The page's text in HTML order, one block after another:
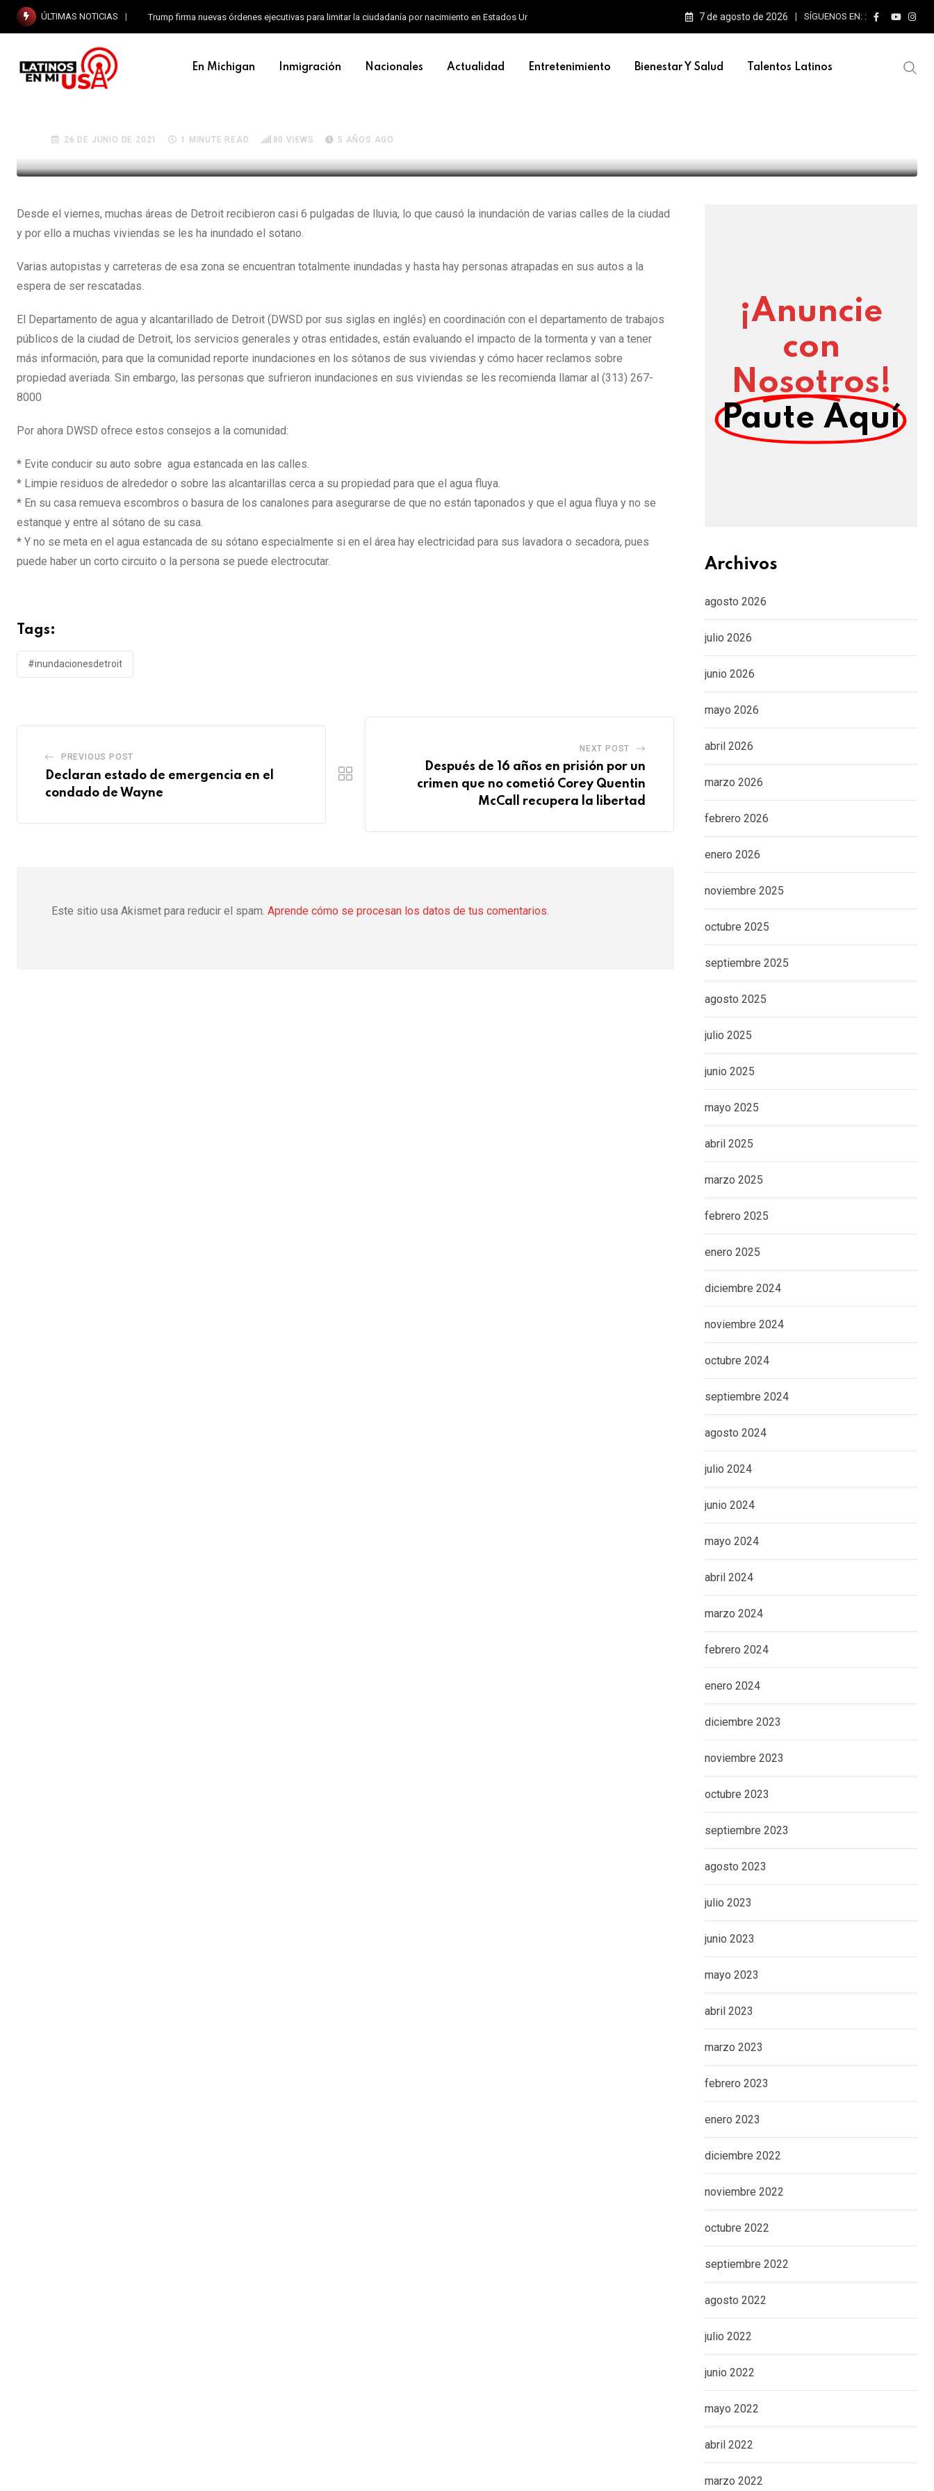
ÚLTIMAS NOTICIAS Trump firma nuevas órdenes ejecutivas para limitar la ciudadanía por nacimiento en Estados Unidos 7 de agosto de 2026 SÍGUENOS EN: :
En Michigan Inmigración Nacionales Actualidad Entretenimiento Bienestar Y Salud Talentos Latinos
EN MICHIGAN
26 DE JUNIO DE 2021 1 MINUTE READ 80 VIEWS 5 AÑOS AGO
Desde el viernes, muchas áreas de Detroit recibieron casi 6 pulgadas de lluvia, lo que causó la inundación de varias calles de la ciudad
y por ello a muchas viviendas se les ha inundado el sotano.
Varias autopistas y carreteras de esa zona se encuentran totalmente inundadas y hasta hay personas atrapadas en sus autos a la
espera de ser rescatadas.
El Departamento de agua y alcantarillado de Detroit (DWSD por sus siglas en inglés) en coordinación con el departamento de trabajos
públicos de la ciudad de Detroit, los servicios generales y otras entidades, están evaluando el impacto de la tormenta y van a tener
más información, para que la comunidad reporte inundaciones en los sótanos de sus viviendas y cómo hacer reclamos sobre
propiedad averiada. Sin embargo, las personas que sufrieron inundaciones en sus viviendas se les recomienda llamar al (313) 267-
8000
Por ahora DWSD ofrece estos consejos a la comunidad:
* Evite conducir su auto sobre agua estancada en las calles.
* Limpie residuos de alrededor o sobre las alcantarillas cerca a su propiedad para que el agua fluya.
* En su casa remueva escombros o basura de los canalones para asegurarse de que no están taponados y que el agua fluya y no se
estanque y entre al sótano de su casa.
* Y no se meta en el agua estancada de su sótano especialmente si en el área hay electricidad para sus lavadora o secadora, pues
puede haber un corto circuito o la persona se puede electrocutar.
Tags:
#inundacionesdetroit
PREVIOUS POST
Declaran estado de emergencia en el
condado de Wayne
NEXT POST
Después de 16 años en prisión por un
crimen que no cometió Corey Quentin
McCall recupera la libertad
Este sitio usa Akismet para reducir el spam. Aprende cómo se procesan los datos de tus comentarios.
¡Anuncie
con
Nosotros!
Paute Aquí
Archivos
agosto 2026
julio 2026
junio 2026
mayo 2026
abril 2026
marzo 2026
febrero 2026
enero 2026
noviembre 2025
octubre 2025
septiembre 2025
agosto 2025
julio 2025
junio 2025
mayo 2025
abril 2025
marzo 2025
febrero 2025
enero 2025
diciembre 2024
noviembre 2024
octubre 2024
septiembre 2024
agosto 2024
julio 2024
junio 2024
mayo 2024
abril 2024
marzo 2024
febrero 2024
enero 2024
diciembre 2023
noviembre 2023
octubre 2023
septiembre 2023
agosto 2023
julio 2023
junio 2023
mayo 2023
abril 2023
marzo 2023
febrero 2023
enero 2023
diciembre 2022
noviembre 2022
octubre 2022
septiembre 2022
agosto 2022
julio 2022
junio 2022
mayo 2022
abril 2022
marzo 2022